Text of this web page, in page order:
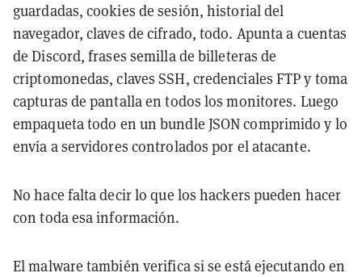
guardadas, cookies de sesión, historial del
navegador, claves de cifrado, todo. Apunta a cuentas
de Discord, frases semilla de billeteras de
criptomonedas, claves SSH, credenciales FTP y toma
capturas de pantalla en todos los monitores. Luego
empaqueta todo en un bundle JSON comprimido y lo
envía a servidores controlados por el atacante.
No hace falta decir lo que los hackers pueden hacer
con toda esa información.
El malware también verifica si se está ejecutando en